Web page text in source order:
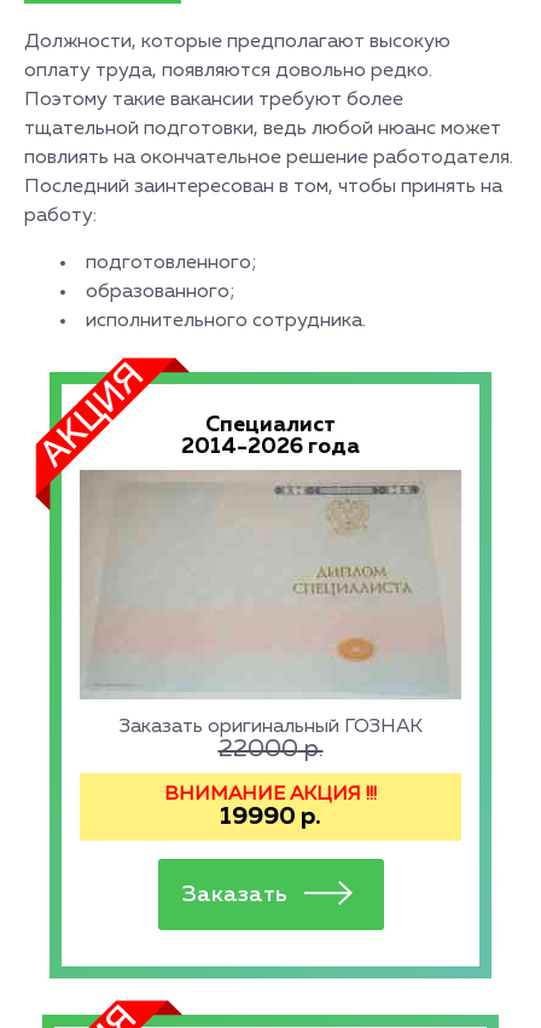
Должности, которые предполагают высокую
оплату труда, появляются довольно редко.
Поэтому такие вакансии требуют более
тщательной подготовки, ведь любой нюанс может
повлиять на окончательное решение работодателя.
Последний заинтересован в том, чтобы принять на
работу:
подготовленного;
образованного;
исполнительного сотрудника.
Специалист
2014-2026 года
Заказать оригинальный ГОЗНАК
22000р.
ВНИМАНИЕ АКЦИЯ !!!
19990 р.